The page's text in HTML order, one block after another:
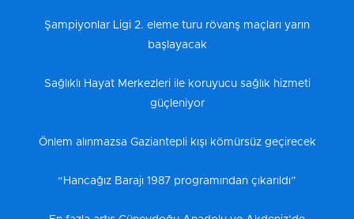
Şampiyonlar Ligi 2. eleme turu rövanş maçları yarın
başlayacak
Sağlıklı Hayat Merkezleri ile koruyucu sağlık hizmeti
güçleniyor
Önlem alınmazsa Gaziantepli kışı kömürsüz geçirecek
“Hancağız Barajı 1987 programından çıkarıldı”